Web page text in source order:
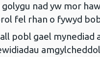
golygu nad yw mor
fel rhan o fywyd
pobl gael